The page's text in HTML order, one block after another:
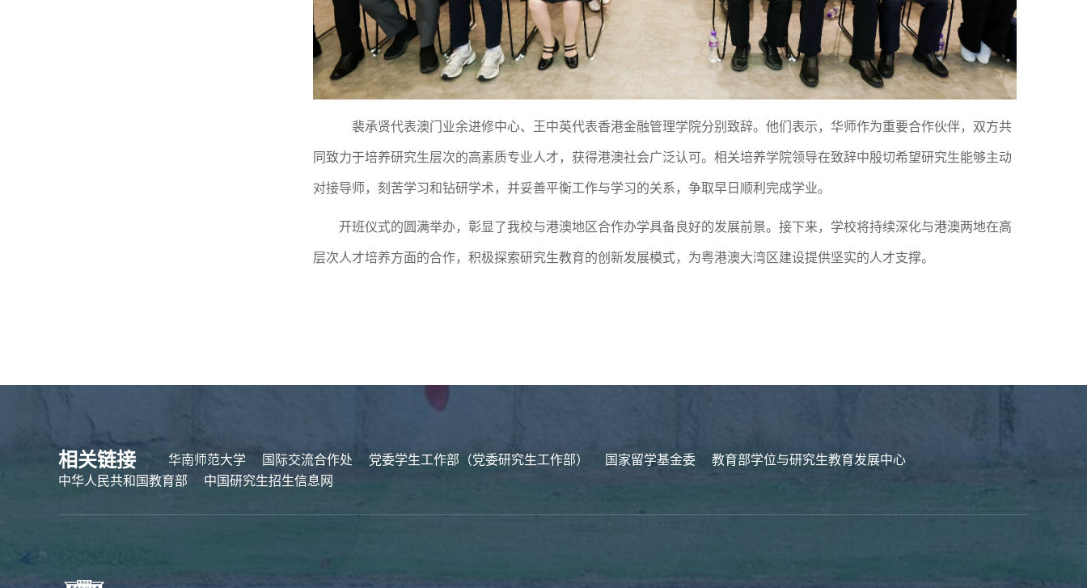
裴承贤代表澳门业余进修中心、王中英代表香港金融管理学院分别致辞。他们表示，华师作为重要合作伙伴，双方共
同致力于培养研究生层次的高素质专业人才，获得港澳社会广泛认可。相关培养学院领导在致辞中殷切希望研究生能够主动
对接导师，刻苦学习和钻研学术，并妥善平衡工作与学习的关系，争取早日顺利完成学业。
开班仪式的圆满举办，彰显了我校与港澳地区合作办学具备良好的发展前景。接下来，学校将持续深化与港澳两地在高
层次人才培养方面的合作，积极探索研究生教育的创新发展模式，为粤港澳大湾区建设提供坚实的人才支撑。
相关链接 华南师范大学 国际交流合作处 党委学生工作部（党委研究生工作部） 国家留学基金委
教育部学位与研究生教育发展中心
中华人民共和国教育部
中国研究生招生信息网